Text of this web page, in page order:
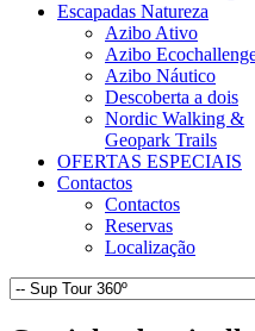
Escapadas Natureza
Azibo Ativo
Azibo
Azibo Náutico
Descoberta a dois
Nordic Walking &
Geopark Trails
OFERTAS ESPECIAIS
Contactos
Contactos
Reservas
Localização